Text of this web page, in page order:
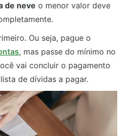
de neve o menor valor deve
Ou seja, pague o
, mas passe do mínimo no
vai concluir o pagamento
de dívidas a pagar.